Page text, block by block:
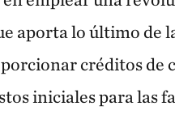
aporta lo último de
créditos de
iniciales para las